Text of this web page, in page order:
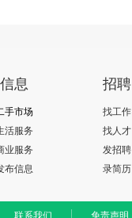
信息
手市场
活服务
业服务
布信息
招聘
找工作
找人才
发招聘
录简历
联系我们 免责声明